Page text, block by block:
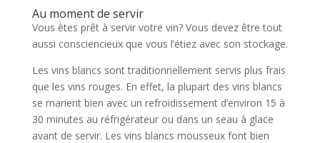
Au moment de servir
Vous êtes prêt à servir votre vin? Vous devez être tout
aussi consciencieux que vous l’étiez avec son stockage.
Les vins blancs sont traditionnellement servis plus frais
que les vins rouges. En effet, la plupart des vins blancs
se marient bien avec un refroidissement d’environ 15 à
30 minutes au réfrigérateur ou dans un seau à glace
avant de servir. Les vins blancs mousseux font bien